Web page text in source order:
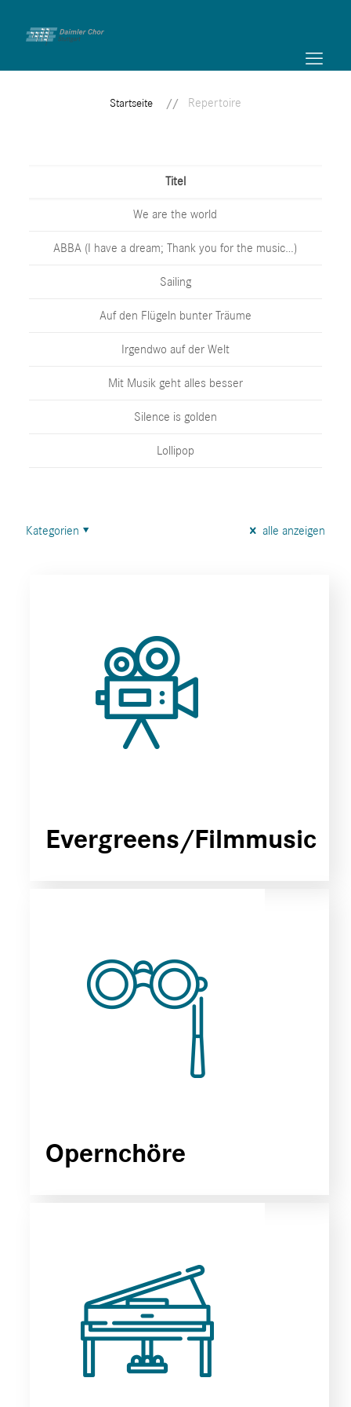
Startseite Repertoire
Titel
We are the world
ABBA (I have a dream; Thank you for the music…)
Sailing
Auf den Flügeln bunter Träume
Irgendwo auf der Welt
Mit Musik geht alles besser
Silence is golden
Lollipop
Kategorien alle anzeigen
Evergreens/Filmmusic
Opernchöre